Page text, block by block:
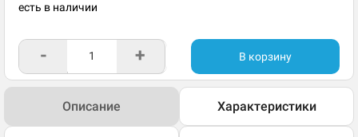
есть в наличии
- + В корзину
Описание Характеристики